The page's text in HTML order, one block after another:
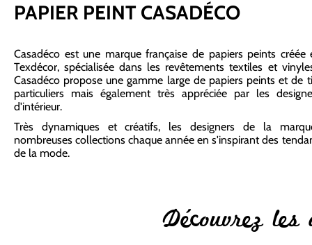
PAPIER PEINT CASADÉCO
Casadéco est une marque française de papiers peints
Texdécor, spécialisée dans les revêtements textiles et
Casadéco propose une gamme large de papiers peints et de
particuliers mais également très appréciée par les
d'intérieur.
Très dynamiques et créatifs, les designers de la
nombreuses collections chaque année en s'inspirant des
de la mode.
Découvrez